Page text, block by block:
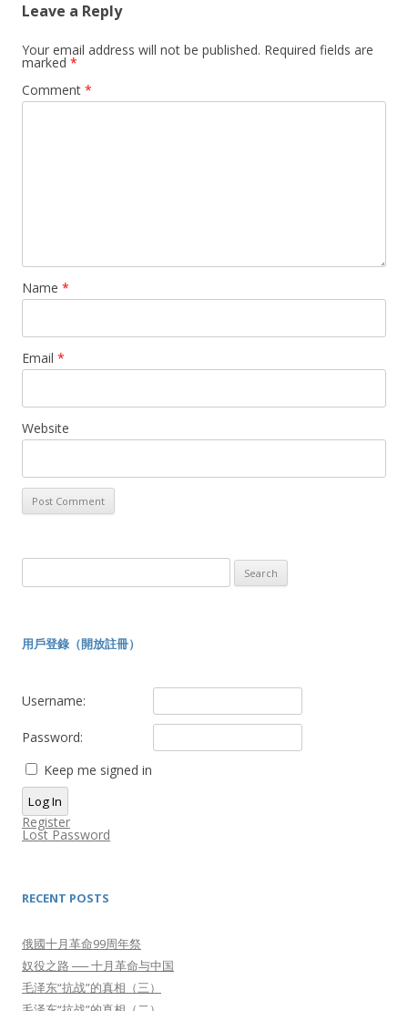
Leave a Reply
Your email address will not be published. Required fields are
marked *
Comment *
Name *
Email *
Website
for:
用戶登錄（開放註冊）
Username:
Password:
Keep me signed in
Log In
Register
Lost Password
RECENT POSTS
俄國十月革命99周年祭
奴役之路 ── 十月革命与中国
毛泽东“抗战”的真相（三）